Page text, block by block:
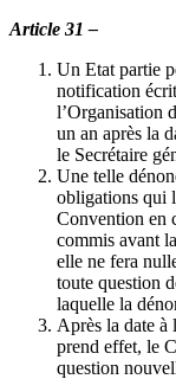
Article 31 –
Un Etat partie
notification
l’Organisation
un an après la
le Secrétaire
Une telle
obligations qui
Convention en
commis avant
elle ne fera
toute question
laquelle la
Après la date à
prend effet, le
question